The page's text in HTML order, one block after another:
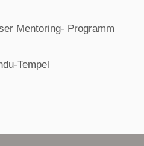
Mentoring- Programm
Tempel